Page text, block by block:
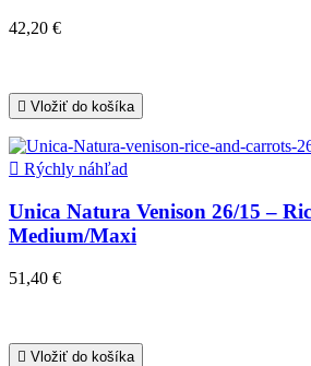
42,20 €
 Vložiť do košíka
 Rýchly náhľad
Unica Natura Venison 26/15 –
Medium/Maxi
51,40 €
 Vložiť do košíka